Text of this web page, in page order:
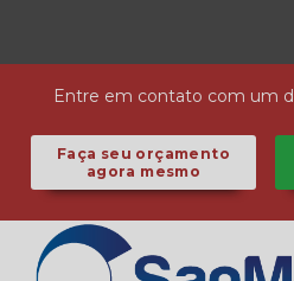
Entre em contato com um
Faça seu orçamento
agora mesmo